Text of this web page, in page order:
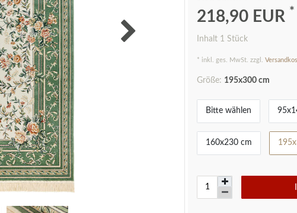
218,90 EUR *
Inhalt 1 Stück
* inkl. ges. MwSt. zzgl.
Größe: 195x300 cm
Bitte wählen
160x230 cm